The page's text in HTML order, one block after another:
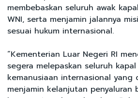
membebaskan seluruh awak
WNI, serta menjamin jalannya
sesuai hukum internasional.
“Kementerian Luar Negeri RI
segera melepaskan seluruh
kemanusiaan internasional yang
menjamin kelanjutan penyaluran